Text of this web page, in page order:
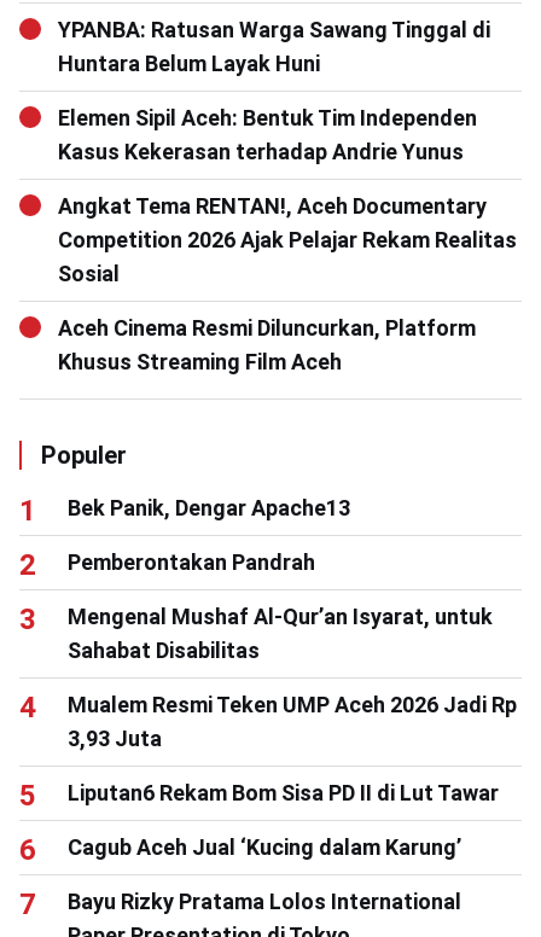
YPANBA: Ratusan Warga Sawang Tinggal di
Huntara Belum Layak Huni
Elemen Sipil Aceh: Bentuk Tim Independen
Kasus Kekerasan terhadap Andrie Yunus
Angkat Tema RENTAN!, Aceh Documentary
Competition 2026 Ajak Pelajar Rekam Realitas
Sosial
Aceh Cinema Resmi Diluncurkan, Platform
Khusus Streaming Film Aceh
Populer
Bek Panik, Dengar Apache13
Pemberontakan Pandrah
Mengenal Mushaf Al-Qur’an Isyarat, untuk
Sahabat Disabilitas
Mualem Resmi Teken UMP Aceh 2026 Jadi Rp
3,93 Juta
Liputan6 Rekam Bom Sisa PD II di Lut Tawar
Cagub Aceh Jual ‘Kucing dalam Karung’
Bayu Rizky Pratama Lolos International